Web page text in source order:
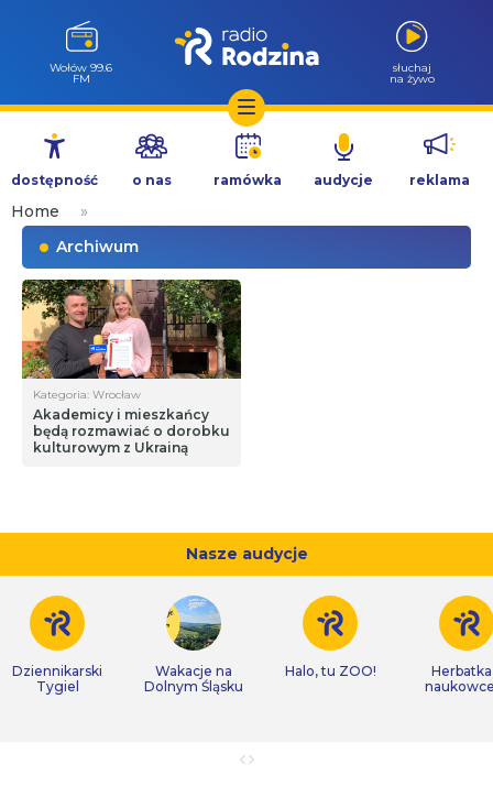
Przejdź
treści
Wołów 99.6
FM
słuchaj
na żywo
dostępność o nas ramówka audycje reklama
Home
»
Archiwum
Kategoria: Wrocław
Akademicy i mieszkańcy
będą rozmawiać o dorobku
kulturowym z Ukrainą
Nasze audycje
Dziennikarski
Tygiel
Wakacje na
Dolnym Śląsku
Halo, tu ZOO!